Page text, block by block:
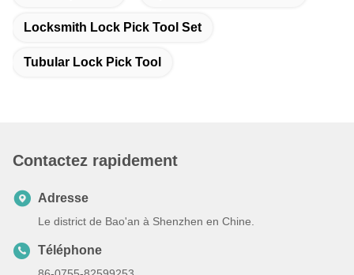
Locksmith Lock Pick Tool Set
Tubular Lock Pick Tool
Contactez rapidement
Adresse
Le district de Bao'an à Shenzhen en Chine.
Téléphone